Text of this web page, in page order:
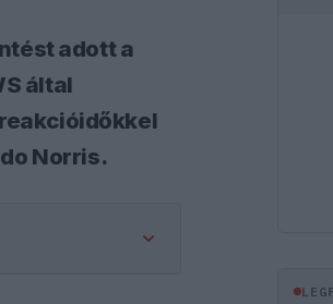
adott a
által
Norris.